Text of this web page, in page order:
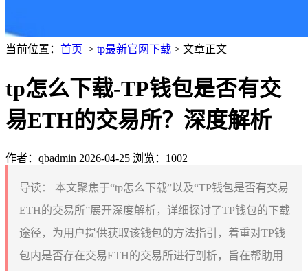
当前位置： 首页 > tp最新官网下载 > 文章正文
tp怎么下载-TP钱包是否有交
易ETH的交易所？深度解析
作者：qbadmin 2026-04-25 浏览：1002
导读：
本文聚焦于“tp怎么下载”以及“TP钱包是否有交易
ETH的交易所”展开深度解析，详细探讨了TP钱包的下载
途径，为用户提供获取该钱包的方法指引，着重对TP钱
包内是否存在交易ETH的交易所进行剖析，旨在帮助用